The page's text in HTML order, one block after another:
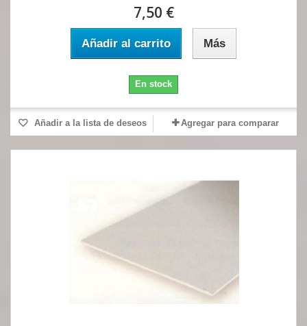
7,50 €
Añadir al carrito Más
En stock
Añadir a la lista de deseos Agregar para comparar